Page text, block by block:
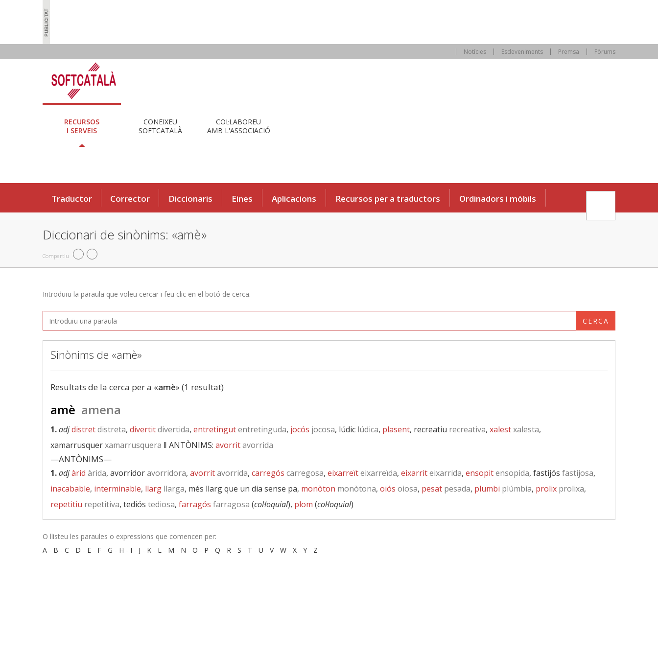
Notícies Esdeveniments Premsa Fòrums
RECURSOS
I SERVEIS
CONEIXEU
SOFTCATALÀ
COL·LABOREU
AMB L'ASSOCIACIÓ
Traductor Corrector Diccionaris Eines Aplicacions Recursos per a traductors Ordinadors i mòbils
Diccionari de sinònims: «amè»
Compartiu
Introduïu la paraula que voleu cercar i feu clic en el botó de cerca.
CERCA
Sinònims de «amè»
Resultats de la cerca per a «amè» (1 resultat)
amè amena
1.adjdistretdistreta, divertitdivertida, entretingutentretinguda, jocós jocosa, lúdic lúdica, plasent, recreatiu recreativa, xalestxalesta,
xamarrusquerxamarrusquera ‖ ANTÒNIMS: avorritavorrida
—ANTÒNIMS—
1.adjàrid àrida, avorridoravorridora, avorritavorrida, carregós carregosa, eixarreïteixarreïda, eixarriteixarrida, ensopitensopida, fastijós fastijosa,
inacabable, interminable, llarg llarga, més llarg que un dia sense pa, monòton monòtona, oiós oiosa, pesat pesada, plumbi plúmbia, prolix prolixa,
repetitiu repetitiva, tediós tediosa, farragós farragosa (col·loquial), plom (col·loquial)
O llisteu les paraules o expressions que comencen per:
A - B - C - D - E - F - G - H - I - J - K - L - M - N - O - P - Q - R - S - T - U - V- W - X - Y - Z